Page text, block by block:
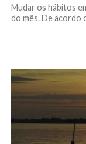
Mudar os hábitos
do mês. De acordo